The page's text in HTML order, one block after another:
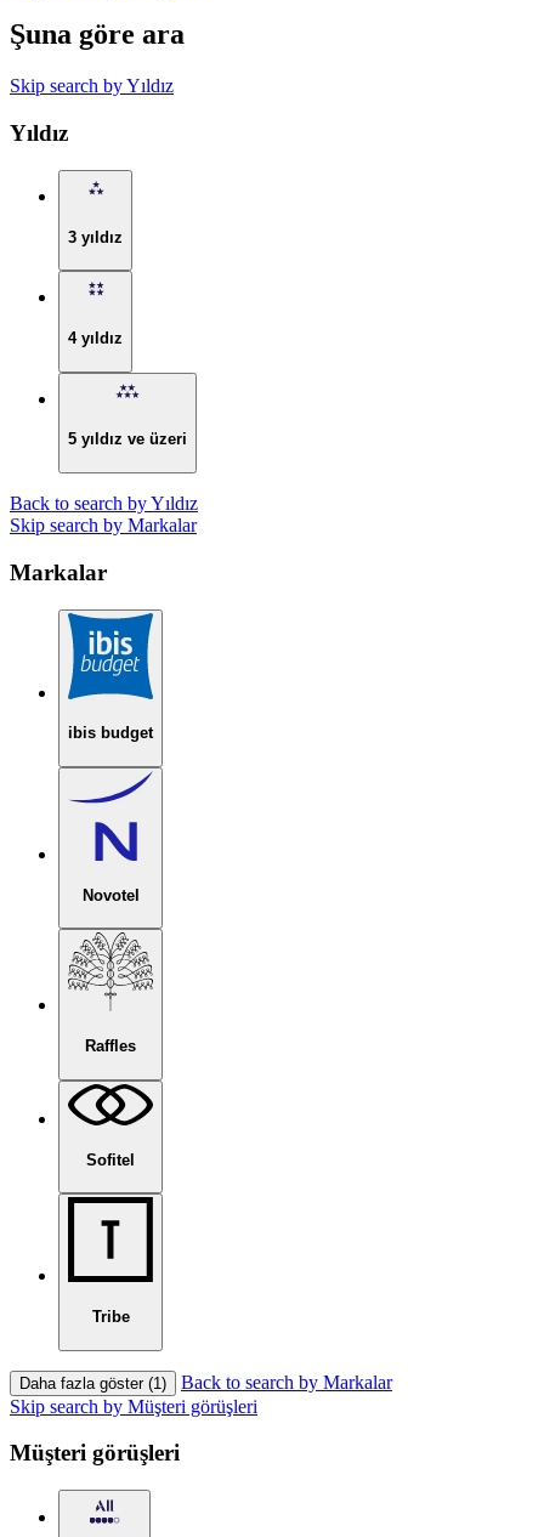
Şuna göre ara
Skip search by Yıldız
Yıldız
3 yıldız
4 yıldız
5 yıldız ve üzeri
Back to search by Yıldız
Skip search by Markalar
Markalar
ibis budget
Novotel
Raffles
Sofitel
Tribe
Daha fazla göster (1)
Back to search by Markalar
Skip search by Müşteri görüşleri
Müşteri görüşleri